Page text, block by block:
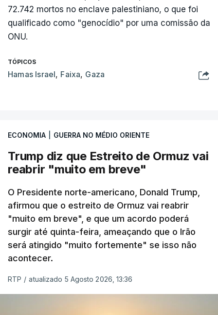
72.742 mortos no enclave palestiniano, o que foi
qualificado como "genocídio" por uma comissão da
ONU.
TÓPICOS
Hamas Israel, Faixa, Gaza
ECONOMIA GUERRA NO MÉDIO ORIENTE
Trump diz que Estreito de Ormuz vai
reabrir "muito em breve"
O Presidente norte-americano, Donald Trump,
afirmou que o estreito de Ormuz vai reabrir
"muito em breve", e que um acordo poderá
surgir até quinta-feira, ameaçando que o Irão
será atingido "muito fortemente" se isso não
acontecer.
RTP / atualizado 5 Agosto 2026, 13:36